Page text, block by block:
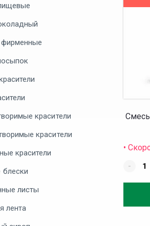
красители
красители
красители
листы
лента
•
-